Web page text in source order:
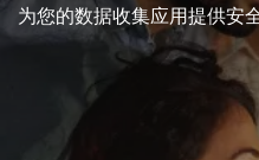
为您的数据收集应用提供安